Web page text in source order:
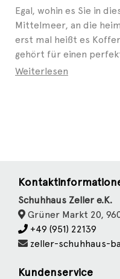
Egal, wohin es Sie in
Mittelmeer, an die
erst mal heißt es
gehört für einen
Weiterlesen
Schuhhaus Zeller e.K.
Grüner Markt 20,
+49 (951) 22139
zeller-schuhhaus-
Kundenservice